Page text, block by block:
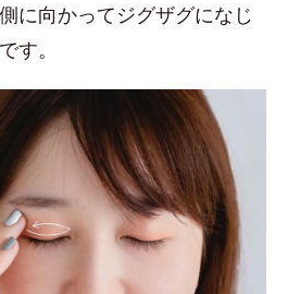
に向かってジグザグになじ
す。